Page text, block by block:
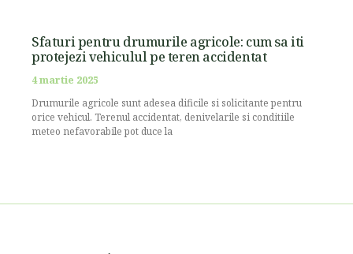
Sfaturi pentru drumurile agricole: cum sa iti
protejezi vehiculul pe teren accidentat
4 martie 2025
Drumurile agricole sunt adesea dificile si solicitante pentru
orice vehicul. Terenul accidentat, denivelarile si conditiile
meteo nefavorabile pot duce la